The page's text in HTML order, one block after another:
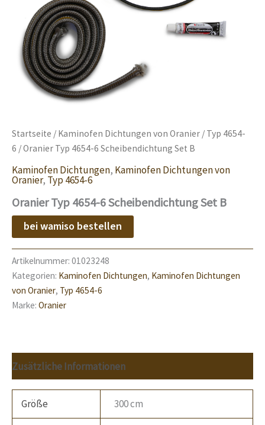
Startseite / Kaminofen Dichtungen von Oranier / Typ 4654-
6 / Oranier Typ 4654-6 Scheibendichtung Set B
Kaminofen Dichtungen, Kaminofen Dichtungen von
Oranier, Typ 4654-6
Oranier Typ 4654-6 Scheibendichtung Set B
bei wamiso bestellen
Artikelnummer: 01023248
Kategorien: Kaminofen Dichtungen, Kaminofen Dichtungen
von Oranier, Typ 4654-6
Marke: Oranier
Zusätzliche Informationen
Größe 300 cm